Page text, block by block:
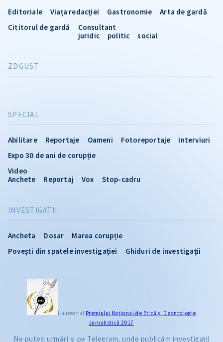
INVESTIGATII
Ancheta Dosar
Marea corupție
Povești din spatele investigației
Ghiduri de investigații
SPECIAL
Abilitare Reportaje Oameni Fotoreportaje
Interviuri
Expo 30 de ani de corupție
Video
Anchete
Reportaj Vox Stop-cadru
Editoriale
Viața redacției Gastronomie
Arta de gardă
Cititorul de gardă
Consultant
juridic
politic social
ZDGUST
Laureat al Premiului Naţional de Etică și Deontologie
Jurnalistică 2017
Ne puteți urmări și pe Telegram, unde publicăm investigații